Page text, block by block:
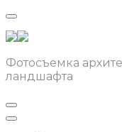
Фотосъемка
ландшафта